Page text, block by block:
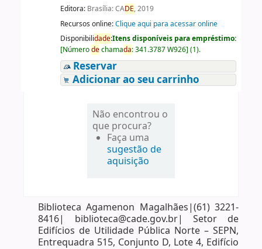
Editora: Brasília: CADE, 2019
Recursos online:Clique aqui para acessar online
Disponibilidade:Itens disponíveis para empréstimo:
[Númerodechamada:341.3787 W926] (1).
Reservar
Adicionar ao seu carrinho
Não encontrou o
que procura?
Faça uma
sugestão de
aquisição
Biblioteca Agamenon Magalhães|(61) 3221-
8416| biblioteca@cade.gov.br| Setor de
Edifícios de Utilidade Pública Norte – SEPN,
Entrequadra 515, Conjunto D, Lote 4, Edifício